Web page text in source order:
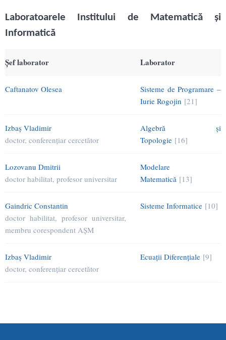
Laboratoarele Institului de Matematică şi
Informatică
Şef laborator Laborator
Caftanatov Olesea
Sisteme de Programare –
Iurie Rogojin [21]
Izbaş Vladimir
doctor, conferenţiar cercetător
Algebră şi
Topologie [16]
Lozovanu Dmitrii
doctor habilitat, profesor universitar
Modelare
Matematică [13]
Gaindric Constantin
doctor habilitat, profesor universitar,
membru corespondent AŞM
Sisteme Informatice [10]
Izbaş Vladimir
doctor, conferenţiar cercetător
Ecuaţii Diferenţiale [9]